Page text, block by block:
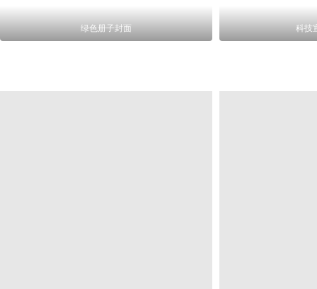
绿色册子封面 科技